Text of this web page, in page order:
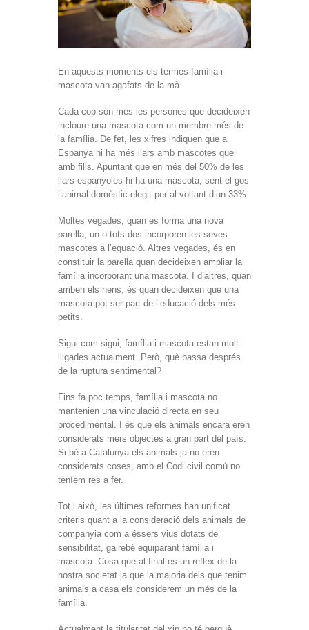
En aquests moments els termes família i
mascota van agafats de la mà.
Cada cop són més les persones que decideixen
incloure una mascota com un membre més de
la família. De fet, les xifres indiquen que a
Espanya hi ha més llars amb mascotes que
amb fills. Apuntant que en més del 50% de les
llars espanyoles hi ha una mascota, sent el gos
l’animal domèstic elegit per al voltant d’un 33%.
Moltes vegades, quan es forma una nova
parella, un o tots dos incorporen les seves
mascotes a l’equació. Altres vegades, és en
constituir la parella quan decideixen ampliar la
família incorporant una mascota. I d’altres, quan
arriben els nens, és quan decideixen que una
mascota pot ser part de l’educació dels més
petits.
Sigui com sigui, família i mascota estan molt
lligades actualment. Però, què passa després
de la ruptura sentimental?
Fins fa poc temps, família i mascota no
mantenien una vinculació directa en seu
procedimental. I és que els animals encara eren
considerats mers objectes a gran part del país.
Si bé a Catalunya els animals ja no eren
considerats coses, amb el Codi civil comú no
teníem res a fer.
Tot i això, les últimes reformes han unificat
criteris quant a la consideració dels animals de
companyia com a éssers vius dotats de
sensibilitat, gairebé equiparant família i
mascota. Cosa que al final és un reflex de la
nostra societat ja que la majoria dels que tenim
animals a casa els considerem un més de la
família.